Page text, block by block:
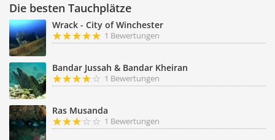
Die besten Tauchplätze
Wrack - City of Winchester
1 Bewertungen
Bandar Jussah & Bandar Kheiran
1 Bewertungen
Ras Musanda
1 Bewertungen